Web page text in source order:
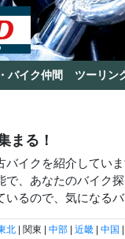
バイク仲間 ツーリン
まる！
イクを紹介していま
、あなたのバイク
るので、気になる
北 | 関東 | 中部 近畿 中国